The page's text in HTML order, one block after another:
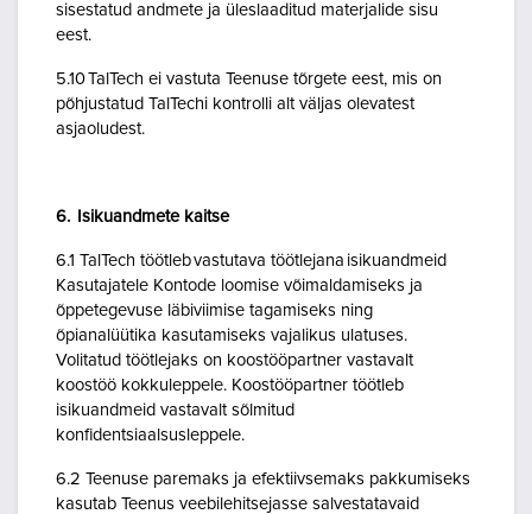
sisestatud andmete ja üleslaaditud materjalide sisu
eest.
5.10 TalTech ei vastuta Teenuse tõrgete eest, mis on
põhjustatud TalTechi kontrolli alt väljas olevatest
asjaoludest.
6. Isikuandmete kaitse
6.1 TalTech töötleb vastutava töötlejana isikuandmeid
Kasutajatele Kontode loomise võimaldamiseks ja
õppetegevuse läbiviimise tagamiseks ning
õpianalüütika kasutamiseks vajalikus ulatuses.
Volitatud töötlejaks on koostööpartner vastavalt
koostöö kokkuleppele. Koostööpartner töötleb
isikuandmeid vastavalt sõlmitud
konfidentsiaalsusleppele.
6.2 Teenuse paremaks ja efektiivsemaks pakkumiseks
kasutab Teenus veebilehitsejasse salvestatavaid